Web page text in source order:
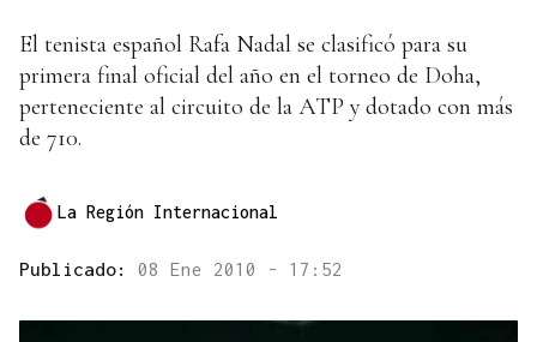
El tenista español Rafa Nadal se clasificó para su
primera final oficial del año en el torneo de Doha,
perteneciente al circuito de la ATP y dotado con más
de 710.
La Región Internacional
Publicado: 08 Ene 2010 - 17:52